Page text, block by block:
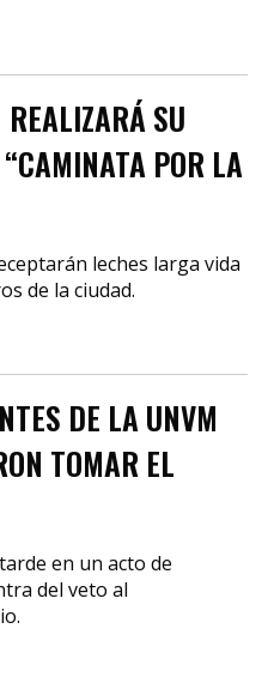
SU
POR LA
leches larga vida
de la ciudad.
DE LA UNVM
TOMAR EL
en un acto de
del veto al